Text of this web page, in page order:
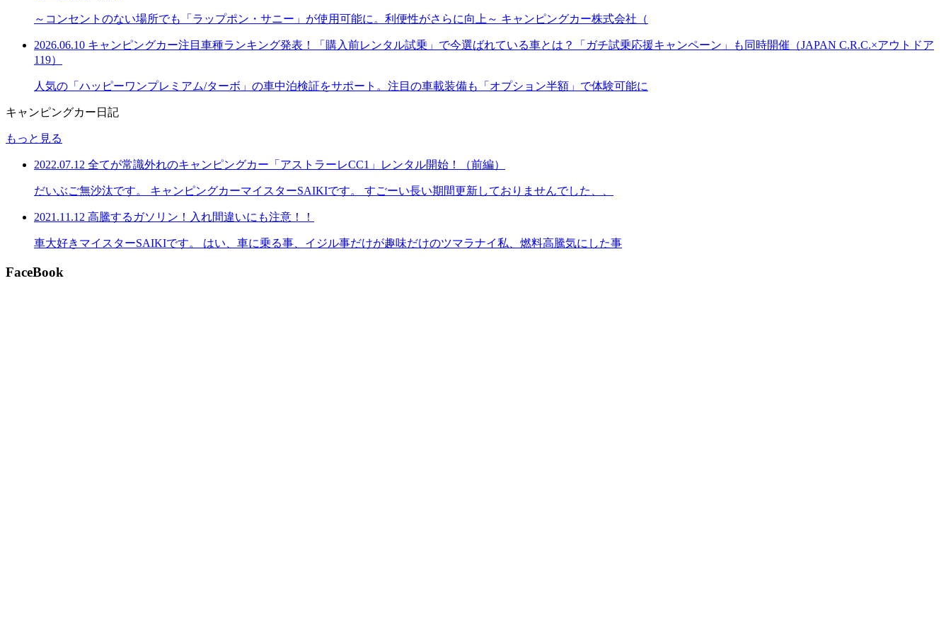
～コンセントのない場所でも「ラップポン・サニー」が使用可能に。利便性がさらに向上～ キャンピングカー株式会社（
2026.06.10 キャンピングカー注目車種ランキング発表！「購入前レンタル試乗」で今選ばれている車とは？「ガチ試乗応援キャンペーン」も同時開催（JAPAN C.R.C.×アウトドア
119）
人気の「ハッピーワンプレミアム/ターボ」の車中泊検証をサポート。注目の車載装備も「オプション半額」で体験可能に
キャンピングカー日記
もっと見る
2022.07.12 全てが常識外れのキャンピングカー「アストラーレCC1」レンタル開始！（前編）
だいぶご無沙汰です。 キャンピングカーマイスターSAIKIです。 すごーい長い期間更新しておりませんでした、、
2021.11.12 高騰するガソリン！入れ間違いにも注意！！
車大好きマイスターSAIKIです。 はい、車に乗る事、イジル事だけが趣味だけのツマラナイ私、燃料高騰気にした事
FaceBook